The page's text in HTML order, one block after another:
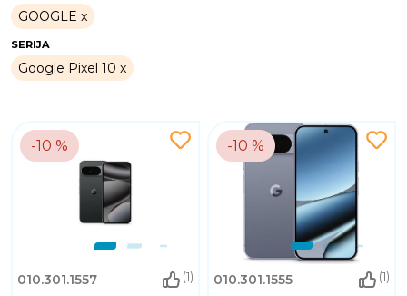
GOOGLE
SERIJA
Google Pixel 10
-10 %
010.301.1557 (1)
-10 %
010.301.1555 (1)